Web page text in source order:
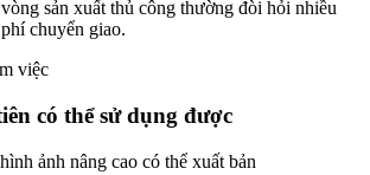
sản xuất thủ công thường đòi hỏi nhiều
chuyển giao.
việc
có thể sử dụng được
ảnh nâng cao có thể xuất bản